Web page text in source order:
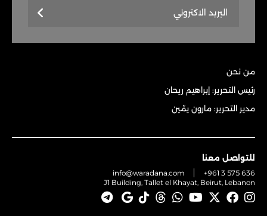
من نحن
رئيس التحرير: إبراهيم ريحان
مدير التحرير: مارون يمّين
للتواصل معنا
info@waradana.com
+961 3 575 636
J1 Building, Tallet el Khayat, Beirut, Lebanon